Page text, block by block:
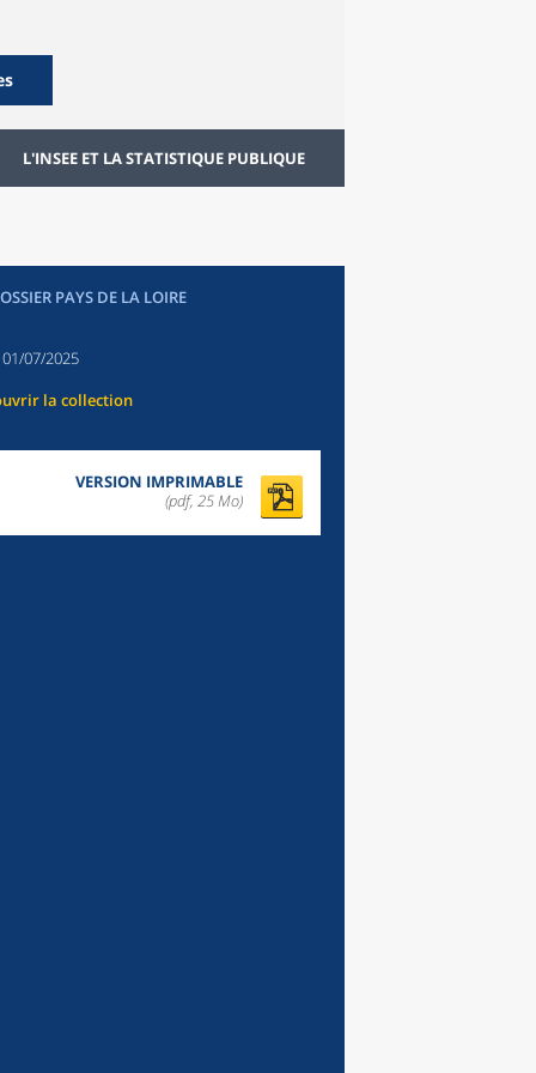
L'INSEE ET LA STATISTIQUE PUBLIQUE
PAYS DE LA LOIRE
01/07/2025
la collection
VERSION IMPRIMABLE
(pdf, 25 Mo)